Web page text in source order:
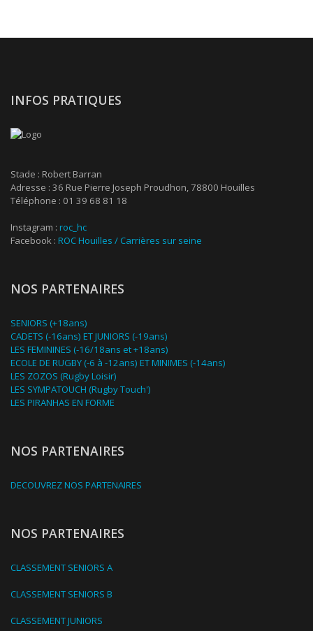
INFOS PRATIQUES
Stade : Robert Barran
Adresse : 36 Rue Pierre Joseph Proudhon, 78800 Houilles
Téléphone : 01 39 68 81 18
Instagram : roc_hc
Facebook : ROC Houilles / Carrières sur seine
NOS PARTENAIRES
SENIORS (+18ans)
CADETS (-16ans) ET JUNIORS (-19ans)
LES FEMININES (-16/18ans et +18ans)
ECOLE DE RUGBY (-6 à -12ans) ET MINIMES (-14ans)
LES ZOZOS (Rugby Loisir)
LES SYMPATOUCH (Rugby Touch')
LES PIRANHAS EN FORME
NOS PARTENAIRES
DECOUVREZ NOS PARTENAIRES
NOS PARTENAIRES
CLASSEMENT SENIORS A
CLASSEMENT SENIORS B
CLASSEMENT JUNIORS